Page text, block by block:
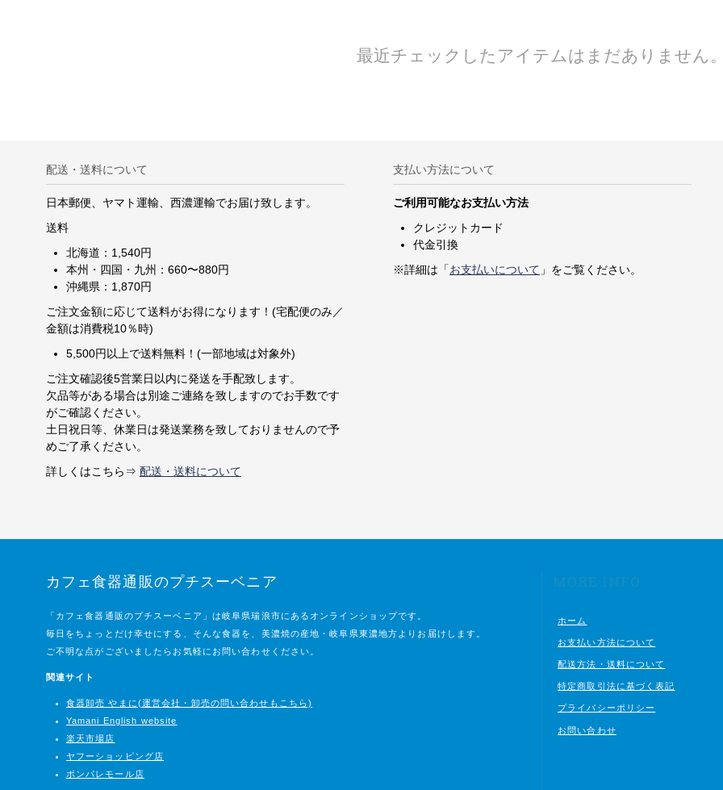
最近チェックしたアイテムはまだありません
配送・送料について
日本郵便、ヤマト運輸、西濃運輸でお届け致します。
送料
北海道：1,540円
本州・四国・九州：660〜880円
沖縄県：1,870円
ご注文金額に応じて送料がお得になります！(宅配便のみ／
金額は消費税10％時)
5,500円以上で送料無料！(一部地域は対象外)
ご注文確認後5営業日以内に発送を手配致します。
欠品等がある場合は別途ご連絡を致しますのでお手数です
がご確認ください。
土日祝日等、休業日は発送業務を致しておりませんので予
めご了承ください。
詳しくはこちら⇒ 配送・送料について
支払い方法について
ご利用可能なお支払い方法
クレジットカード
代金引換
※詳細は「お支払いについて 」をご覧ください。
カフェ食器通販のプチスーベニア
「カフェ食器通販のプチスーベニア」は岐阜県瑞浪市にあるオンラインショップです。
毎日をちょっとだけ幸せにする、そんな食器を、美濃焼の産地・岐阜県東濃地方よりお届けします。
ご不明な点がございましたらお気軽にお問い合わせください。
関連サイト
食器卸売 やまに(運営会社・卸売の問い合わせもこちら)
Yamani English website
楽天市場店
ヤフーショッピング店
ポンパレモール店
MORE INFO
ホーム
お支払い方法について
配送方法・送料について
特定商取引法に基づく表記
プライバシーポリシー
お問い合わせ